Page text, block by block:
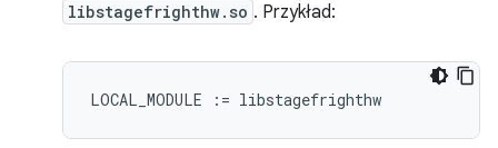
libstagefrighthw.so . Przykład: